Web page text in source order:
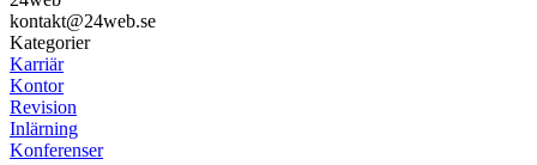
kontakt@24web.se
Kategorier
Karriär
Kontor
Revision
Inlärning
Konferenser